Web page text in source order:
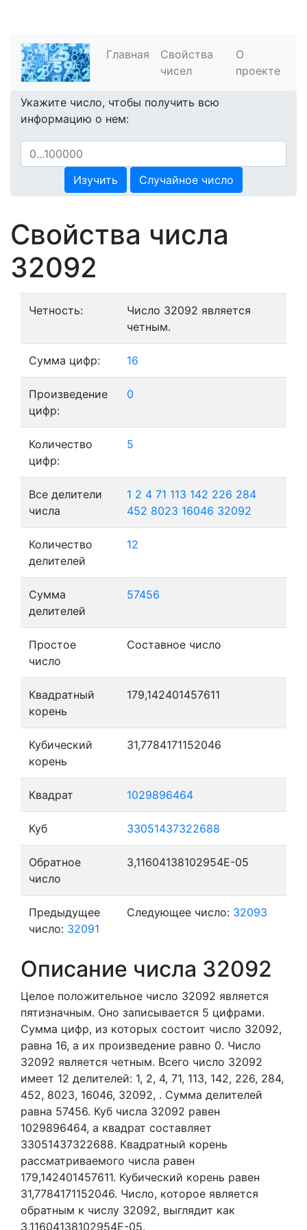
Главная
Свойства
чисел
О
проекте
Укажите число, чтобы получить всю
информацию о нем:
Изучить Случайное число
Свойства числа
32092
Четность:
Число 32092 является
четным.
Сумма цифр: 16
Произведение
цифр:
0
Количество
цифр:
5
Все делители
числа
1 2 4 71 113 142 226 284
452 8023 16046 32092
Количество
делителей
12
Сумма
делителей
57456
Простое
число
Составное число
Квадратный
корень
179,142401457611
Кубический
корень
31,7784171152046
Квадрат 1029896464
Куб 33051437322688
Обратное
число
3,11604138102954E-05
Предыдущее
число: 32091
Следующее число: 32093
Описание числа 32092
Целое положительное число 32092 является
пятизначным. Оно записывается 5 цифрами.
Сумма цифр, из которых состоит число 32092,
равна 16, а их произведение равно 0. Число
32092 является четным. Всего число 32092
имеет 12 делителей: 1, 2, 4, 71, 113, 142, 226, 284,
452, 8023, 16046, 32092, . Сумма делителей
равна 57456. Куб числа 32092 равен
1029896464, а квадрат составляет
33051437322688. Квадратный корень
рассматриваемого числа равен
179,142401457611. Кубический корень равен
31,7784171152046. Число, которое является
обратным к числу 32092, выглядит как
3,11604138102954E-05.